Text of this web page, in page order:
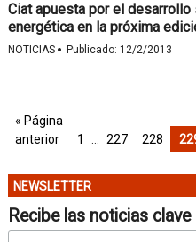
Ciat apuesta por el
energética en la próxima
NOTICIAS · Publicado: 12/2/2013
« Página
anterior
1 227 228
NEWSLETTER
Recibe las noticias